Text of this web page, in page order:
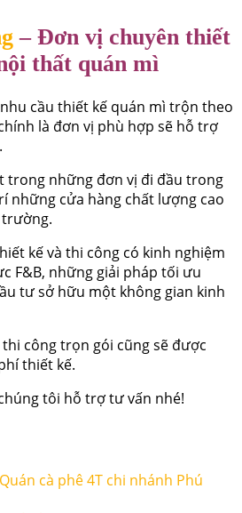
– Đơn vị chuyên thiết
thất quán mì
cầu thiết kế quán mì trộn theo
là đơn vị phù hợp sẽ hỗ trợ
trong những đơn vị đi đầu trong
những cửa hàng chất lượng cao
kế và thi công có kinh nghiệm
F&B, những giải pháp tối ưu
tư sở hữu một không gian kinh
công trọn gói cũng sẽ được
thiết kế.
tôi hỗ trợ tư vấn nhé!
cà phê 4T chi nhánh Phú